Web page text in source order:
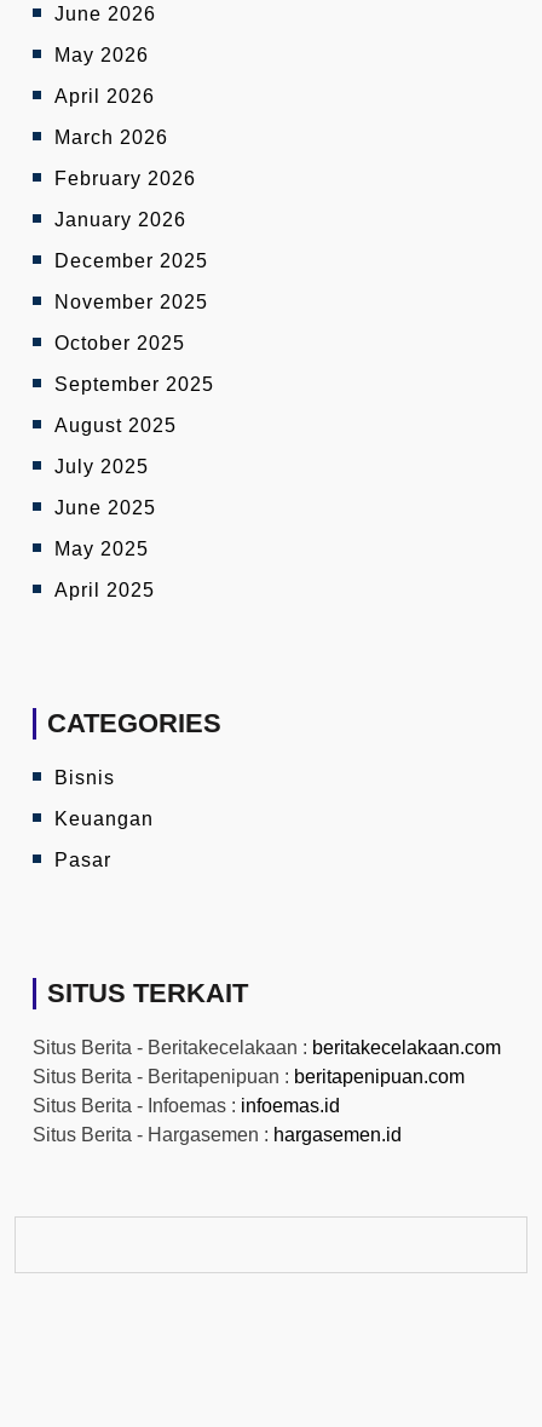
June 2026
May 2026
April 2026
March 2026
February 2026
January 2026
December 2025
November 2025
October 2025
September 2025
August 2025
July 2025
June 2025
May 2025
April 2025
CATEGORIES
Bisnis
Keuangan
Pasar
SITUS TERKAIT
Situs Berita - Beritakecelakaan : beritakecelakaan.com
Situs Berita - Beritapenipuan : beritapenipuan.com
Situs Berita - Infoemas : infoemas.id
Situs Berita - Hargasemen : hargasemen.id